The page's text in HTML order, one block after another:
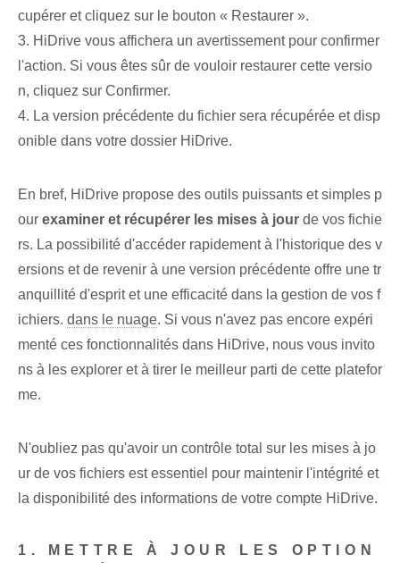
cupérer⁤ et cliquez sur le bouton « Restaurer ».
3. HiDrive vous affichera un avertissement pour confirmer
l'action. Si vous êtes sûr de vouloir restaurer cette versio
n, cliquez sur Confirmer.
4. La version précédente du fichier sera récupérée et disp
onible dans votre dossier HiDrive.
En bref, HiDrive propose des outils puissants et simples p
our examiner‌ et​ récupérer les mises à jour de vos fichie
rs. La possibilité d'accéder rapidement à l'historique des v
ersions et de revenir à une version précédente offre une tr
anquillité d'esprit et une efficacité dans la gestion de vos f
ichiers. dans le nuage.⁤ Si vous n'avez pas encore expéri
menté ces fonctionnalités dans HiDrive, nous vous invito
ns à les explorer et à tirer le meilleur parti de cette platefor
me.
N'oubliez pas qu'avoir un contrôle total sur les mises à jo
ur de vos fichiers est essentiel pour maintenir l'intégrité et
la disponibilité des informations de votre compte HiDrive.
1. METTRE À JOUR LES OPTION